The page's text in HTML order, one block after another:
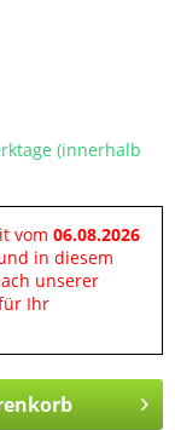
(innerhalb
vom 06.08.2026
in diesem
unserer
Ihr